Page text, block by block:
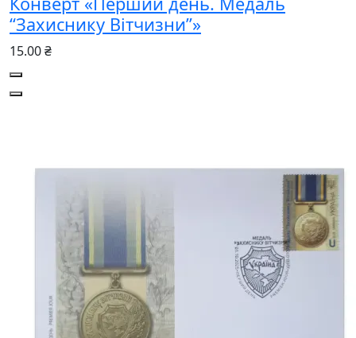
“Захиснику Вітчизни”»
15.00 ₴